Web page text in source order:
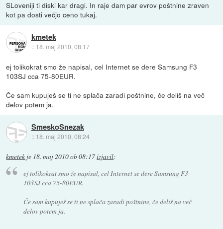
SLoveniji ti diski kar dragi. In raje dam par evrov poštnine zraven
kot pa dosti večjo ceno tukaj.
kmetek
:: 18. maj 2010, 08:17
ej tolikokrat smo že napisal, cel Internet se dere Samsung F3
103SJ cca 75-80EUR.
Če sam kupuješ se ti ne splača zaradi poštnine, če deliš na več
delov potem ja.
SmeskoSnezak
:: 18. maj 2010, 08:24
kmetek je 18. maj 2010 ob 08:17izjavil:
ej tolikokrat smo že napisal, cel Internet se dere Samsung F3
103SJ cca 75-80EUR.
Če sam kupuješ se ti ne splača zaradi poštnine, če deliš na več
delov potem ja.